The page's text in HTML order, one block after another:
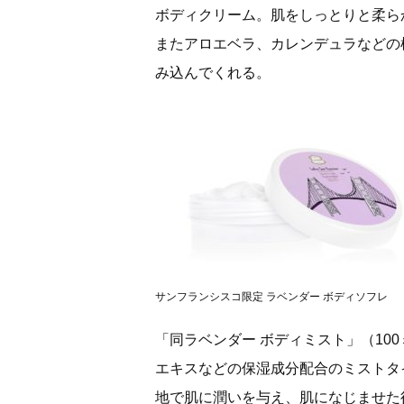
ボディクリーム。肌をしっとりと柔
またアロエベラ、カレンデュラなど
み込んでくれる。
サンフランシスコ限定 ラベンダー ボディソフレ
「同ラベンダー ボディミスト」（
エキスなどの保湿成分配合のミスト
地で肌に潤いを与え、肌になじませ